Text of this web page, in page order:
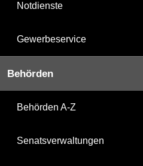
Notdienste
Gewerbeservice
Behörden
Behörden A-Z
Senatsverwaltungen